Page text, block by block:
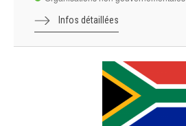
Infos détaillées